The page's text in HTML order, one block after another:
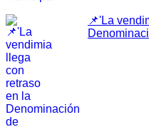
📌'La